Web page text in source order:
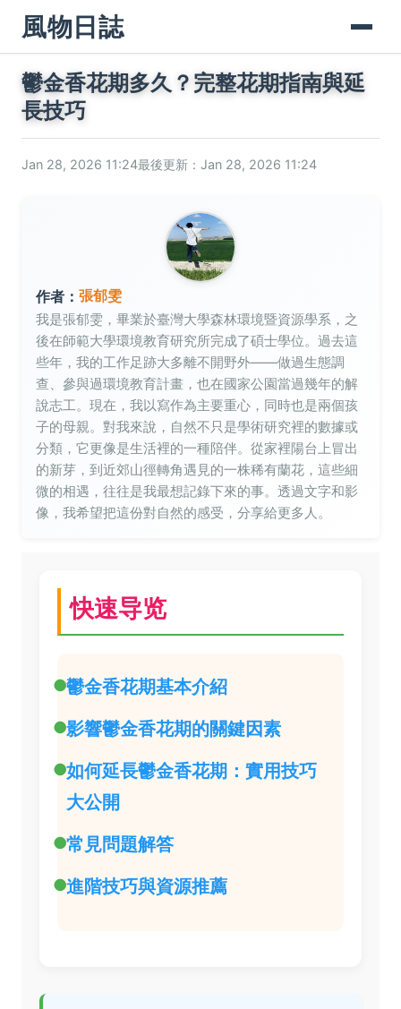
風物日誌
鬱金香花期多久？完整花期指南與延
長技巧
Jan 28, 2026 11:24最後更新：Jan 28, 2026 11:24
作者： 張郁雯
我是張郁雯，畢業於臺灣大學森林環境暨資源學系，之
後在師範大學環境教育研究所完成了碩士學位。過去這
些年，我的工作足跡大多離不開野外——做過生態調
查、參與過環境教育計畫，也在國家公園當過幾年的解
說志工。現在，我以寫作為主要重心，同時也是兩個孩
子的母親。對我來說，自然不只是學術研究裡的數據或
分類，它更像是生活裡的一種陪伴。從家裡陽台上冒出
的新芽，到近郊山徑轉角遇見的一株稀有蘭花，這些細
微的相遇，往往是我最想記錄下來的事。透過文字和影
像，我希望把這份對自然的感受，分享給更多人。
快速导览
鬱金香花期基本介紹
影響鬱金香花期的關鍵因素
如何延長鬱金香花期：實用技巧
大公開
常見問題解答
進階技巧與資源推薦